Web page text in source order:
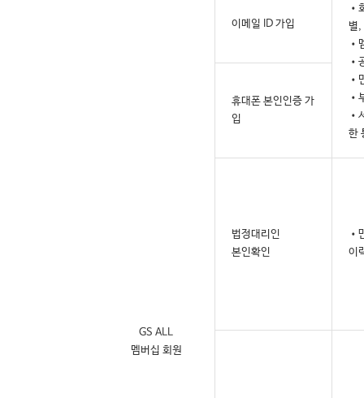
GS ALL
멤버십 회원
이메일 ID 가입
•
별,
•
•
•
•
•
한
휴대폰 본인인증 가
입
법정대리인
본인확인
•
이